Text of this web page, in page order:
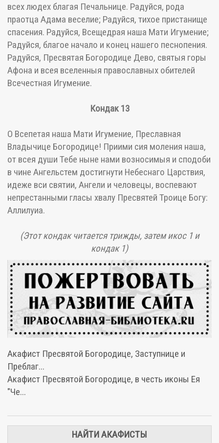
всех людех благая Печальнице. Радуйся, рода
праотца Адама веселие; Радуйся, тихое пристанище
спасения. Радуйся, Всещедрая наша Мати Игумение;
Радуйся, благое начало и конец нашего песнопения.
Радуйся, Пресвятая Богородице Дево, святыя горы
Афона и всея вселенныя православных обителей
Всечестная Игумение.
Кондак 13
О Всепетая наша Мати Игумение, Преславная
Владычице Богородице! Приими сия моления наша,
от всея души Тебе ныне нами возносимыя и сподоби
в чине Ангельстем достигнути Небеснаго Царствия,
идеже вси святии, Ангели и человецы, воспевают
непрестанными гласы хвалу Пресвятей Троице Богу:
Аллилуиа.
(Этот кондак читается трижды, затем икос 1 и
кондак 1)
Акафист Пресвятой Богородице, Заступнице и
Преблаг...
Акафист Пресвятой Богородице, в честь иконы Ея
"Че...
НАЙТИ АКАФИСТЫ